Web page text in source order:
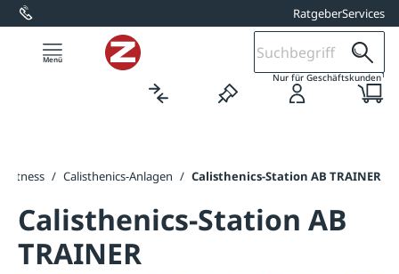
springen RatgeberServices
Nur für Geschäftskunden1
Fitness / Calisthenics-Anlagen / Calisthenics-Station AB TRAINER
Calisthenics-Station AB
TRAINER